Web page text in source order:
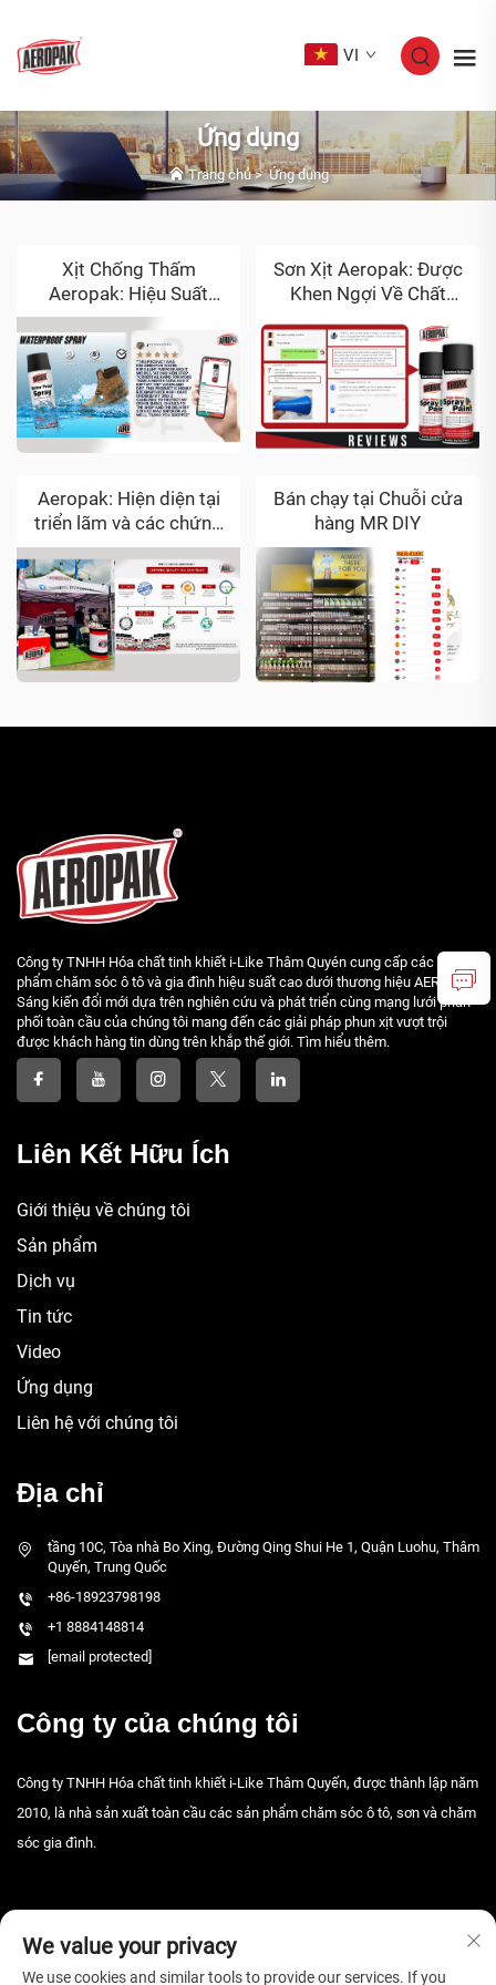
VI
Ứng dụng
Trang chủ>Ứng dụng
Xịt Chống Thấm
Aeropak: Hiệu Suất
Vượt Trội và Được
Khách Hàng Đánh Giá 5
Sao
Sơn Xịt Aeropak: Được
Khen Ngợi Về Chất
Các Đánh Giá Của
Khách Hàng
Aeropak: Hiện diện tại
triển lãm và các chứng
nhận đáng tin cậy
Bán chạy tại Chuỗi cửa
hàng MR DIY
Công ty TNHH Hóa chất tinh khiết i-Like Thâm Quyén cung cấp các sản
phẩm chăm sóc ô tô và gia đình hiệu suất cao dưới thương hiệu AEROPAK.
Sáng kiến đổi mới dựa trên nghiên cứu và phát triển cùng mạng lưới phân
phối toàn cầu của chúng tôi mang đến các giải pháp phun xịt vượt trội
được khách hàng tin dùng trên khắp thế giới. Tìm hiểu thêm.
Liên Kết Hữu Ích
Giới thiệu về chúng tôi
Sản phẩm
Dịch vụ
Tin tức
Video
Ứng dụng
Liên hệ với chúng tôi
Địa chỉ
tầng 10C, Tòa nhà Bo Xing, Đường Qing Shui He 1, Quận Luohu, Thâm
Quyến, Trung Quốc
+86-18923798198
+1 8884148814
[email protected]
Công ty của chúng tôi
Công ty TNHH Hóa chất tinh khiết i-Like Thâm Quyến, được thành lập năm
2010, là nhà sản xuất toàn cầu các sản phẩm chăm sóc ô tô, sơn và chăm
sóc gia đình.
We value your privacy
We use cookies and similar tools to provide our services. If you